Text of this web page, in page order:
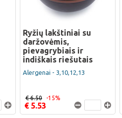
Ryžių lakštiniai su
daržovėmis,
pievagrybiais ir
indiškais riešutais
Alergenai - 3,10,12,13
€ 5.53
€ 6.50 -15%